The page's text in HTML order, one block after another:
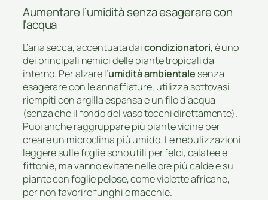
Aumentare l’umidità senza esagerare con
l’acqua
L’aria secca, accentuata daicondizionatori, è uno
dei principali nemici delle piante tropicali da
interno. Per alzare l’umidità ambientale senza
esagerare con le annaffiature, utilizza sottovasi
riempiti con argilla espansa e un filo d’acqua
(senza che il fondo del vaso tocchi direttamente).
Puoi anche raggruppare più piante vicine per
creare un microclima più umido. Le nebulizzazioni
leggere sulle foglie sono utili per felci, calatee e
fittonie, ma vanno evitate nelle ore più calde e su
piante con foglie pelose, come violette africane,
per non favorire funghi e macchie.